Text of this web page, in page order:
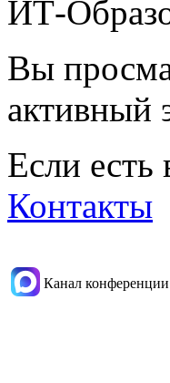
ИТ-
Вы
активный
Если есть
Контакты
Канал